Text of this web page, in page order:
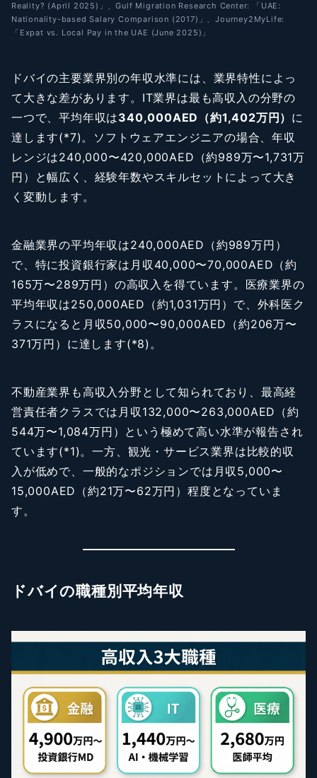
Reality? (April 2025)」、Gulf Migration Research Center: 「UAE:
Nationality-based Salary Comparison (2017)」、Journey2MyLife:
「Expat vs. Local Pay in the UAE (June 2025)」
ドバイの主要業界別の年収水準には、業界特性によっ
て大きな差があります。IT業界は最も高収入の分野の
一つで、平均年収は340,000AED（約1,402万円） に
達します(*7)。ソフトウェアエンジニアの場合、年収
レンジは240,000〜420,000AED（約989万〜1,731万
円）と幅広く、経験年数やスキルセットによって大き
く変動します。
金融業界の平均年収は240,000AED（約989万円）
で、特に投資銀行家は月収40,000〜70,000AED（約
165万〜289万円）の高収入を得ています。医療業界の
平均年収は250,000AED（約1,031万円）で、外科医ク
ラスになると月収50,000〜90,000AED（約206万〜
371万円）に達します(*8)。
不動産業界も高収入分野として知られており、最高経
営責任者クラスでは月収132,000〜263,000AED（約
544万〜1,084万円）という極めて高い水準が報告され
ています(*1)。一方、観光・サービス業界は比較的収
入が低めで、一般的なポジションでは月収5,000〜
15,000AED（約21万〜62万円）程度となっていま
す。
ドバイの職種別平均年収